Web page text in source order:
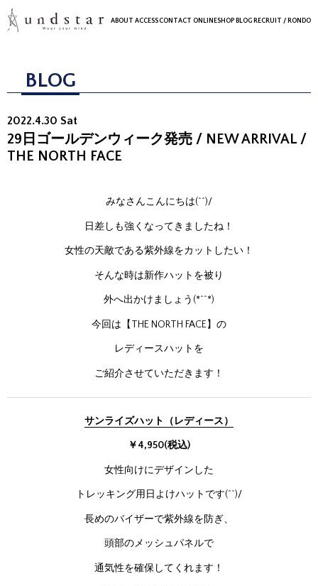
ABOUT ACCESSCONTACT ONLINESHOP BLOG RECRUIT / RONDO
BLOG
2022.4.30 Sat
29日ゴールデンウィーク発売 / NEW ARRIVAL /
THE NORTH FACE
みなさんこんにちは(^^)/
日差しも強くなってきましたね！
女性の天敵である紫外線をカットしたい！
そんな時は新作ハットを被り
外へ出かけましょう(*^^*)
今回は【THE NORTH FACE】の
レディースハットを
ご紹介させていただきます！
サンライズハット（レディース）
￥4,950(税込)
女性向けにデザインした
トレッキング用日よけハットです(^^)/
長めのバイザーで紫外線を防ぎ、
頭部のメッシュパネルで
通気性を確保してくれます！